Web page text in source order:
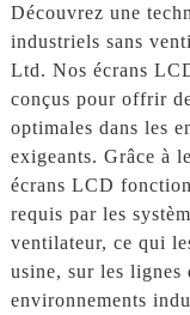
Découvrez une
industriels sans
Ltd. Nos écrans
conçus pour offrir
optimales dans les
exigeants. Grâce à
écrans LCD
requis par les
ventilateur, ce qui
usine, sur les lignes
environnements